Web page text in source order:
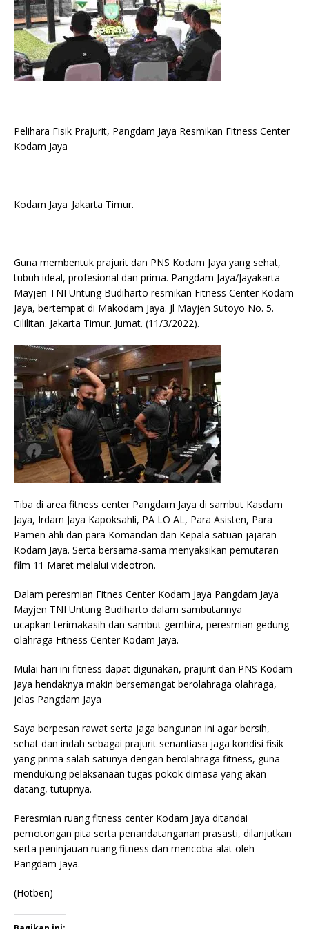
o
o
k
p
p
n
k
Pelihara Fisik Prajurit, Pangdam Jaya Resmikan Fitness Center
Kodam Jaya
Kodam Jaya_Jakarta Timur.
Guna membentuk prajurit dan PNS Kodam Jaya yang sehat,
tubuh ideal, profesional dan prima. Pangdam Jaya/Jayakarta
Mayjen TNI Untung Budiharto resmikan Fitness Center Kodam
Jaya, bertempat di Makodam Jaya. Jl Mayjen Sutoyo No. 5.
Cililitan. Jakarta Timur. Jumat. (11/3/2022).
Tiba di area fitness center Pangdam Jaya di sambut Kasdam
Jaya, Irdam Jaya Kapoksahli, PA LO AL, Para Asisten, Para
Pamen ahli dan para Komandan dan Kepala satuan jajaran
Kodam Jaya. Serta bersama-sama menyaksikan pemutaran
film 11 Maret melalui videotron.
Dalam peresmian Fitnes Center Kodam Jaya Pangdam Jaya
Mayjen TNI Untung Budiharto dalam sambutannya
ucapkan terimakasih dan sambut gembira, peresmian gedung
olahraga Fitness Center Kodam Jaya.
Mulai hari ini fitness dapat digunakan, prajurit dan PNS Kodam
Jaya hendaknya makin bersemangat berolahraga olahraga,
jelas Pangdam Jaya
Saya berpesan rawat serta jaga bangunan ini agar bersih,
sehat dan indah sebagai prajurit senantiasa jaga kondisi fisik
yang prima salah satunya dengan berolahraga fitness, guna
mendukung pelaksanaan tugas pokok dimasa yang akan
datang, tutupnya.
Peresmian ruang fitness center Kodam Jaya ditandai
pemotongan pita serta penandatanganan prasasti, dilanjutkan
serta peninjauan ruang fitness dan mencoba alat oleh
Pangdam Jaya.
(Hotben)